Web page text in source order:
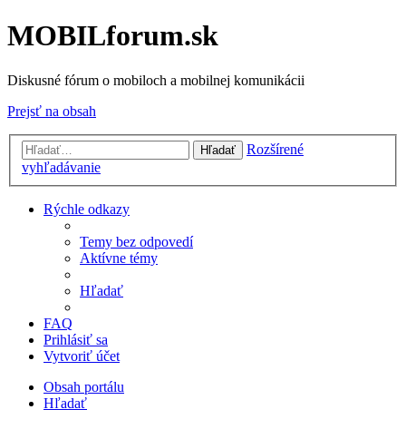
MOBILforum.sk
Diskusné fórum o mobiloch a mobilnej komunikácii
Prejsť na obsah
Hľadať
Rozšírené
vyhľadávanie
Rýchle odkazy
Temy bez odpovedí
Aktívne témy
Hľadať
FAQ
Prihlásiť sa
Vytvoriť účet
Obsah portálu
Hľadať